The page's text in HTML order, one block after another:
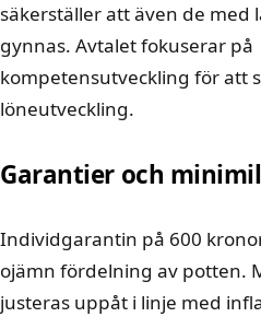
säkerställer att även de med
gynnas. Avtalet fokuserar på
kompetensutveckling för att
löneutveckling.
Garantier och
Individgarantin på 600
ojämn fördelning av potten.
justeras uppåt i linje med